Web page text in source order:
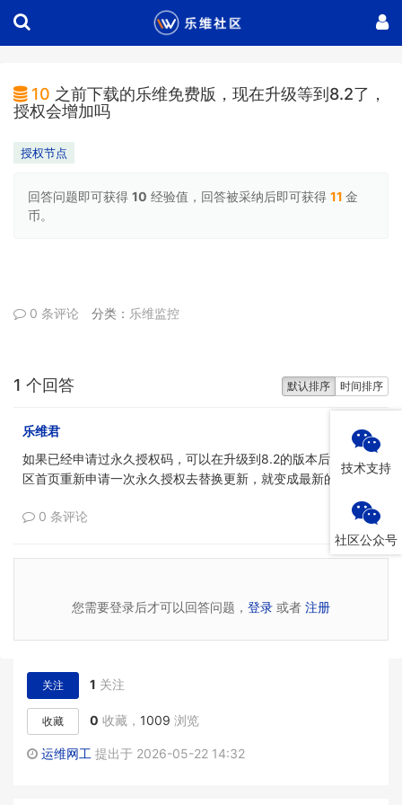
技术支持
社区公众号
10 之前下载的乐维免费版，现在升级等到8.2了，
授权会增加吗
授权节点
回答问题即可获得 10 经验值，回答被采纳后即可获得 11 金
币。
0 条评论 分类： 乐维监控
默认排序 时间排序
1 个回答
乐维君
如果已经申请过永久授权码，可以在升级到8.2的版本后，再去社
区首页重新申请一次永久授权去替换更新，就变成最新的免费版了
0 条评论 0
您需要登录后才可以回答问题， 登录 或者 注册
关注 1 关注
收藏 0 收藏， 1009 浏览
运维网工 提出于 2026-05-22 14:32